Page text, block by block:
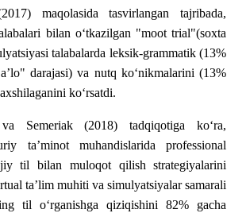
maqolasida tasvirlangan tajribada,
bilan o‘tkazilgan "moot trial"(soxta
talabalarda leksik-grammatik (13%
darajasi) va nutq ko‘nikmalarini (13%
ko‘rsatdi.
Semeriak (2018) tadqiqotiga ko‘ra,
ta’minot muhandislarida professional
til bilan muloqot qilish strategiyalarini
ta’lim muhiti va simulyatsiyalar samarali
til o‘rganishga qiziqishini 82% gacha